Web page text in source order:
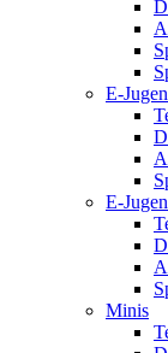
E-
E-
Minis